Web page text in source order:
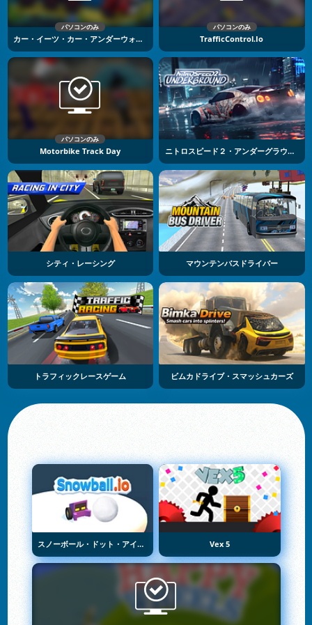
パソコンのみ
カー・イーツ・カー・アンダーウォーター・アドベンチャー
パソコンのみ
TrafficControl.io
パソコンのみ
Motorbike Track Day ニトロスピード２・アンダーグラウンド
シティ・レーシング マウンテンバスドライバー
トラフィックレースゲーム ビムカドライブ・スマッシュカーズ
スノーボール・ドット・アイオー Vex 5